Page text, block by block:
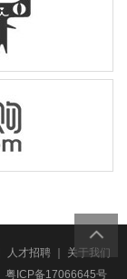
人才招聘｜
关于我们
粤ICP备17066645号